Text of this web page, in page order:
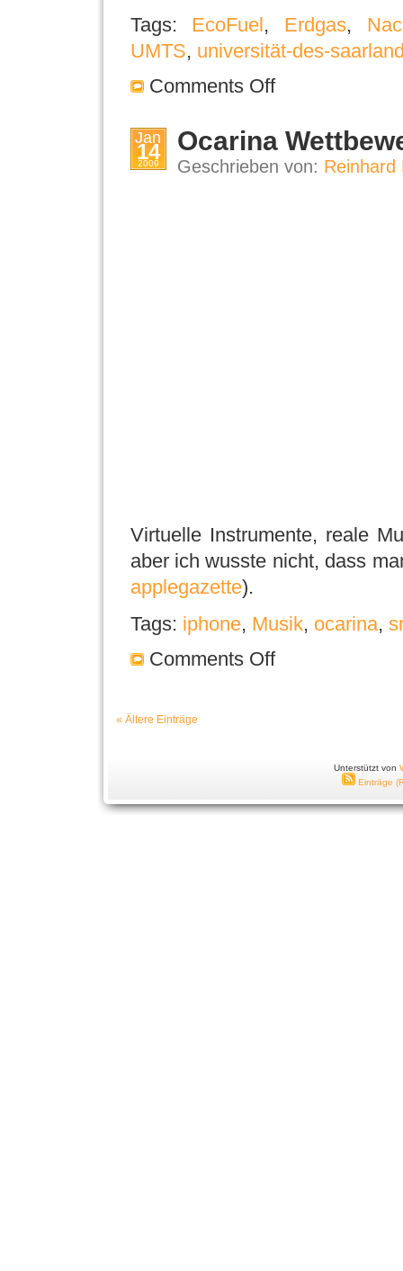
Tags: EcoFuel, Erdgas,
UMTS, universität-des-
Comments Off
Jan
14
2009
Ocarina
Geschrieben von: Reinhard
Virtuelle Instrumente, reale
aber ich wusste nicht, dass
applegazette).
Tags: iphone, Musik, ocarina,
Comments Off
« Ältere Einträge
Unterstützt von
Einträge